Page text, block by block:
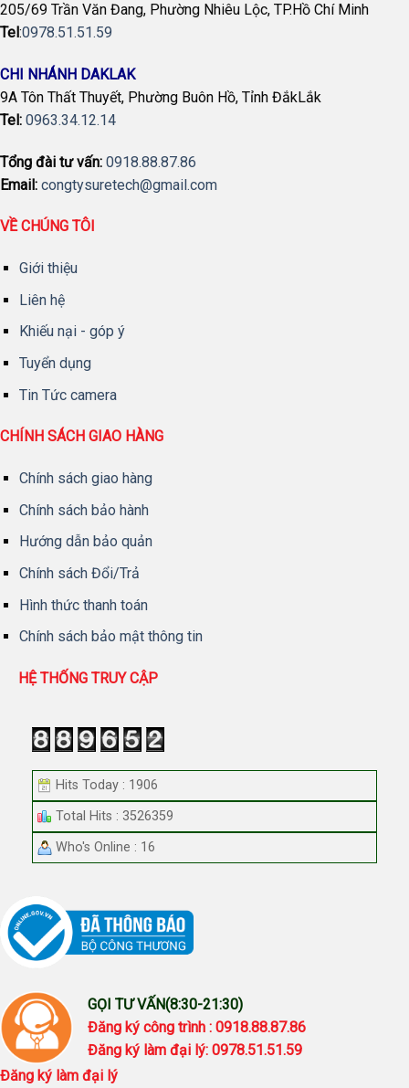
205/69 Trần Văn Đang, Phường Nhiêu Lộc, TP.Hồ Chí Minh
Tel:0978.51.51.59
CHI NHÁNH DAKLAK
9A Tôn Thất Thuyết, Phường Buôn Hồ, Tỉnh ĐắkLắk
Tel: 0963.34.12.14
Tổng đài tư vấn: 0918.88.87.86
Email: congtysuretech@gmail.com
VỀ CHÚNG TÔI
Giới thiệu
Liên hệ
Khiếu nại - góp ý
Tuyển dụng
Tin Tức camera
CHÍNH SÁCH GIAO HÀNG
Chính sách giao hàng
Chính sách bảo hành
Hướng dẫn bảo quản
Chính sách Đổi/Trả
Hình thức thanh toán
Chính sách bảo mật thông tin
HỆ THỐNG TRUY CẬP
Hits Today : 1906
Total Hits : 3526359
Who's Online : 16
GỌI TƯ VẤN(8:30-21:30)
Đăng ký công trình : 0918.88.87.86
Đăng ký làm đại lý: 0978.51.51.59
Đăng ký làm đại lý